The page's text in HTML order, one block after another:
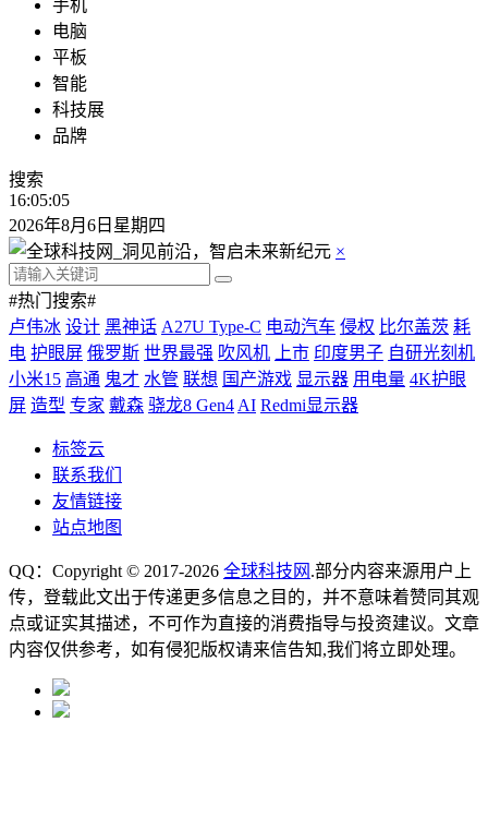
手机
电脑
平板
智能
科技展
品牌
搜索
16:05:05
2026年8月6日星期四
×
#热门搜索#
卢伟冰 设计 黑神话 A27U Type-C 电动汽车 侵权 比尔盖茨 耗
电 护眼屏 俄罗斯 世界最强 吹风机 上市 印度男子 自研光刻机
小米15 高通 鬼才 水管 联想 国产游戏 显示器 用电量 4K护眼
屏 造型 专家 戴森 骁龙8 Gen4AI Redmi显示器
标签云
联系我们
友情链接
站点地图
QQ：Copyright © 2017-2026 全球科技网 .部分内容来源用户上
传，登载此文出于传递更多信息之目的，并不意味着赞同其观
点或证实其描述，不可作为直接的消费指导与投资建议。文章
内容仅供参考，如有侵犯版权请来信告知,我们将立即处理。